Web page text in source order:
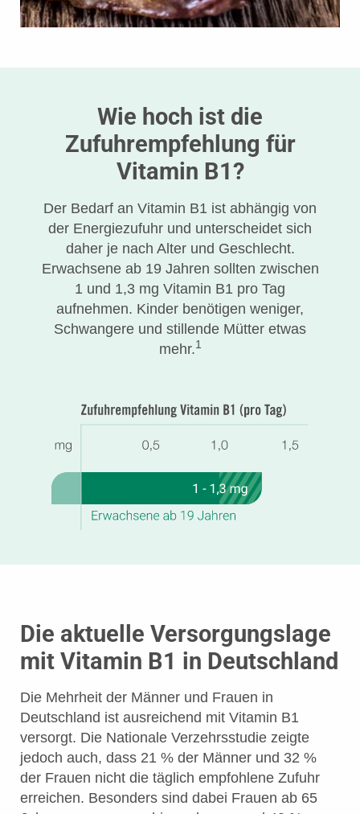
Wie hoch ist die
Zufuhrempfehlung für
Vitamin B1?
Der Bedarf an Vitamin B1 ist abhängig von
der Energiezufuhr und unterscheidet sich
daher je nach Alter und Geschlecht.
Erwachsene ab 19 Jahren sollten zwischen
1 und 1,3 mg Vitamin B1 pro Tag
aufnehmen. Kinder benötigen weniger,
Schwangere und stillende Mütter etwas
mehr.1
Die aktuelle Versorgungslage
mit Vitamin B1 in Deutschland
Die Mehrheit der Männer und Frauen in
Deutschland ist ausreichend mit Vitamin B1
versorgt. Die Nationale Verzehrsstudie zeigte
jedoch auch, dass 21 % der Männer und 32 %
der Frauen nicht die täglich empfohlene Zufuhr
erreichen. Besonders sind dabei Frauen ab 65